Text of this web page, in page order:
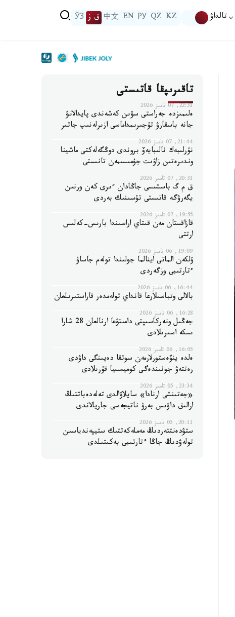
تالداۋ KZ
QZ
РУ
EN
中文 ق ز ЎЗ
تاقىرىپقا قاتىستى
22:31, 07 تامىز 2026
ەلىمىزدە جەراستى سۋىن كەشەندى پايدالانۋ
جانە باسقارۋ تۇجىرىمداماسى ازىرلەنىپ جاتىر
21:44, 07 تامىز 2026
نۇرلىبەك نالىبايەۆ بروندى دوڭگەلەكتى ماشينا
وندىرەتىن زاۋىت جۇمىسىمەن تانىستى
20:31, 07 تامىز 2026
ق م گ باسشىسى جاڭادان ءىرى كەن ورنىن
يگەرۋگە قاتىستى تۇسىنىك بەردى
19:55, 07 تامىز 2026
قازاقستان مەن قىتاي اراسىندا بارىس-كەلىس
ارتتى
19:09, 06 تامىز 2026
ۇلكەن الماتى اينالما جولىندا تولەم جاساۋ
ءتارتىبى وزگەردى
16:44, 06 تامىز 2026
بالالى وتباسىلارعا قانداي تولەمدەر قاراستىرىلعان
16:28, 06 تامىز 2026
جەڭىل ونەركاسىپتى دامىتۋعا ارنالعان 28 شارا
ىسكە اسىرىلادى
16:05, 06 تامىز 2026
ەلدە ينۆەستورلارمەن سوتقا دەيىنگى داۋدى
رەتتەۋ جونىندەگى كوميسسيا قۇرىلادى
23:34, 05 تامىز 2026
«جەتىنشى ارنادا» سايلاۋالدى تەلەدەباتتىڭ
ارالىق داۋىس بەرۋ ناتيجەسى جاريالاندى
20:11, 05 تامىز 2026
ستۋدەنتتەردىڭ مەملەكەتتىك ستيپەندياسىن
تولەۋدىڭ جاڭا ءتارتىبى بەكىتىلدى